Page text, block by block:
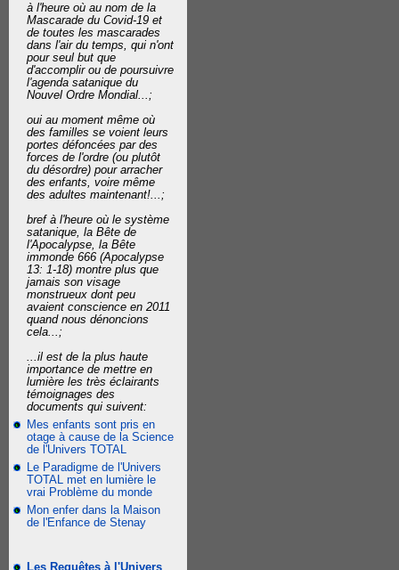
à l'heure où au nom de la
Mascarade du Covid-19 et
de toutes les mascarades
dans l'air du temps, qui n'ont
pour seul but que
d'accomplir ou de poursuivre
l'agenda satanique du
Nouvel Ordre Mondial...;
oui au moment même où
des familles se voient leurs
portes défoncées par des
forces de l'ordre (ou plutôt
du désordre) pour arracher
des enfants, voire même
des adultes maintenant!...;
bref à l'heure où le système
satanique, la Bête de
l'Apocalypse, la Bête
immonde 666 (Apocalypse
13: 1-18) montre plus que
jamais son visage
monstrueux dont peu
avaient conscience en 2011
quand nous dénoncions
cela...;
...il est de la plus haute
importance de mettre en
lumière les très éclairants
témoignages des
documents qui suivent:
Mes enfants sont pris en
otage à cause de la Science
de l'Univers TOTAL
Le Paradigme de l'Univers
TOTAL met en lumière le
vrai Problème du monde
Mon enfer dans la Maison
de l'Enfance de Stenay
Les Requêtes à l'Univers